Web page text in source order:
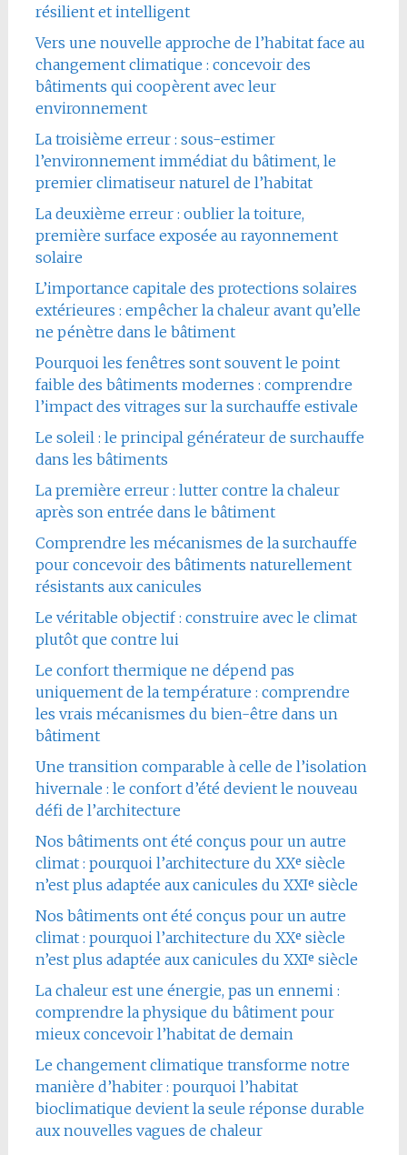
résilient et intelligent
Vers une nouvelle approche de l’habitat face au
changement climatique : concevoir des
bâtiments qui coopèrent avec leur
environnement
La troisième erreur : sous-estimer
l’environnement immédiat du bâtiment, le
premier climatiseur naturel de l’habitat
La deuxième erreur : oublier la toiture,
première surface exposée au rayonnement
solaire
L’importance capitale des protections solaires
extérieures : empêcher la chaleur avant qu’elle
ne pénètre dans le bâtiment
Pourquoi les fenêtres sont souvent le point
faible des bâtiments modernes : comprendre
l’impact des vitrages sur la surchauffe estivale
Le soleil : le principal générateur de surchauffe
dans les bâtiments
La première erreur : lutter contre la chaleur
après son entrée dans le bâtiment
Comprendre les mécanismes de la surchauffe
pour concevoir des bâtiments naturellement
résistants aux canicules
Le véritable objectif : construire avec le climat
plutôt que contre lui
Le confort thermique ne dépend pas
uniquement de la température : comprendre
les vrais mécanismes du bien-être dans un
bâtiment
Une transition comparable à celle de l’isolation
hivernale : le confort d’été devient le nouveau
défi de l’architecture
Nos bâtiments ont été conçus pour un autre
climat : pourquoi l’architecture du XXᵉ siècle
n’est plus adaptée aux canicules du XXIᵉ siècle
Nos bâtiments ont été conçus pour un autre
climat : pourquoi l’architecture du XXᵉ siècle
n’est plus adaptée aux canicules du XXIᵉ siècle
La chaleur est une énergie, pas un ennemi :
comprendre la physique du bâtiment pour
mieux concevoir l’habitat de demain
Le changement climatique transforme notre
manière d’habiter : pourquoi l’habitat
bioclimatique devient la seule réponse durable
aux nouvelles vagues de chaleur